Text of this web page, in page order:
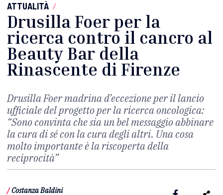
ATTUALITÀ /
Drusilla Foer per la
ricerca contro il cancro al
Beauty Bar della
Rinascente di Firenze
Drusilla Foer madrina d’eccezione per il lancio
ufficiale del progetto per la ricerca oncologica:
“Sono convinta che sia un bel messaggio abbinare
la cura di sé con la cura degli altri. Unacosa
molto importante è la riscoperta della
reciprocità”
/ Costanza Baldini